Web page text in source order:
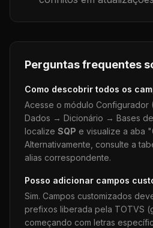
Perguntas frequentes
Como descobrir todos os
Acesse o módulo Configurador
Dados → Dicionário → Bases
localize SQP e visualize a aba
Alternativamente, consulte a
alias correspondente.
Posso adicionar campos
Sim. Campos customizados
prefixos liberada pela TOTVS
começando com letras